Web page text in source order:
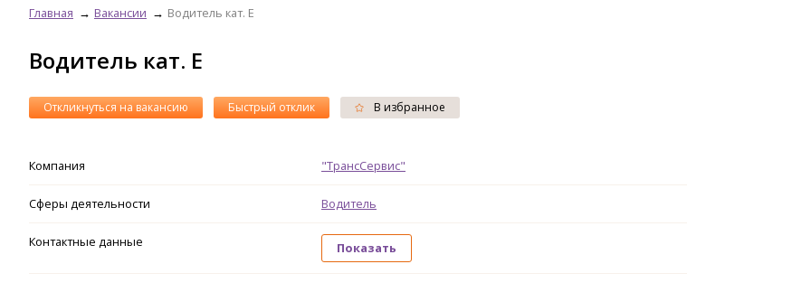
Главная Вакансии Водитель кат. Е
Водитель кат. Е
Откликнуться на вакансию Быстрый отклик В избранное
Компания "ТрансСервис"
Сферы деятельности Водитель
Контактные данные Показать